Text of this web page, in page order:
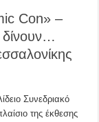
Con» –
δίνουν…
Συνεδριακό
της έκθεσης